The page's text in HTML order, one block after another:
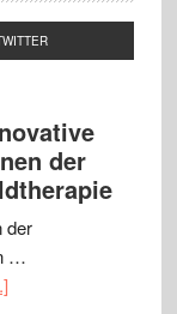
der
der
…